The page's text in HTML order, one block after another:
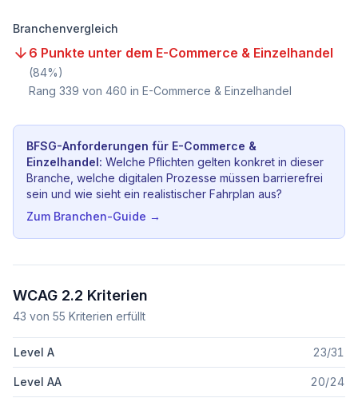
Branchenvergleich
6 Punkte unter dem E-Commerce & Einzelhandel
(84%)
Rang 339 von 460 in E-Commerce & Einzelhandel
BFSG-Anforderungen für E-Commerce &
Einzelhandel: Welche Pflichten gelten konkret in dieser
Branche, welche digitalen Prozesse müssen barrierefrei
sein und wie sieht ein realistischer Fahrplan aus?
Zum Branchen-Guide →
WCAG 2.2 Kriterien
43 von 55 Kriterien erfüllt
Level A 23/31
Level AA 20/24